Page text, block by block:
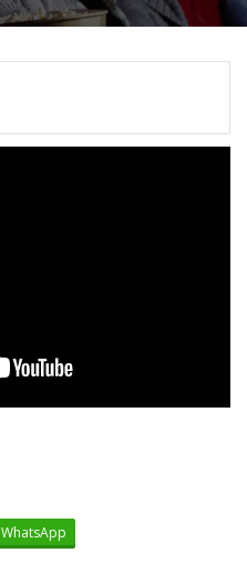
WhatsApp